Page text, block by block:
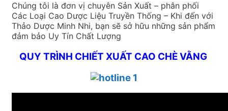
Chúng tôi là đơn vị chuyên Sản Xuất – phân phối
Các Loại Cao Dược Liệu Truyền Thống – Khi đến với
Thảo Dược Minh Nhi, bạn sẽ sở hữu những sản phẩm
đảm bảo Uy Tín Chất Lượng
QUY TRÌNH CHIẾT XUẤT CAO CHÈ VẰNG